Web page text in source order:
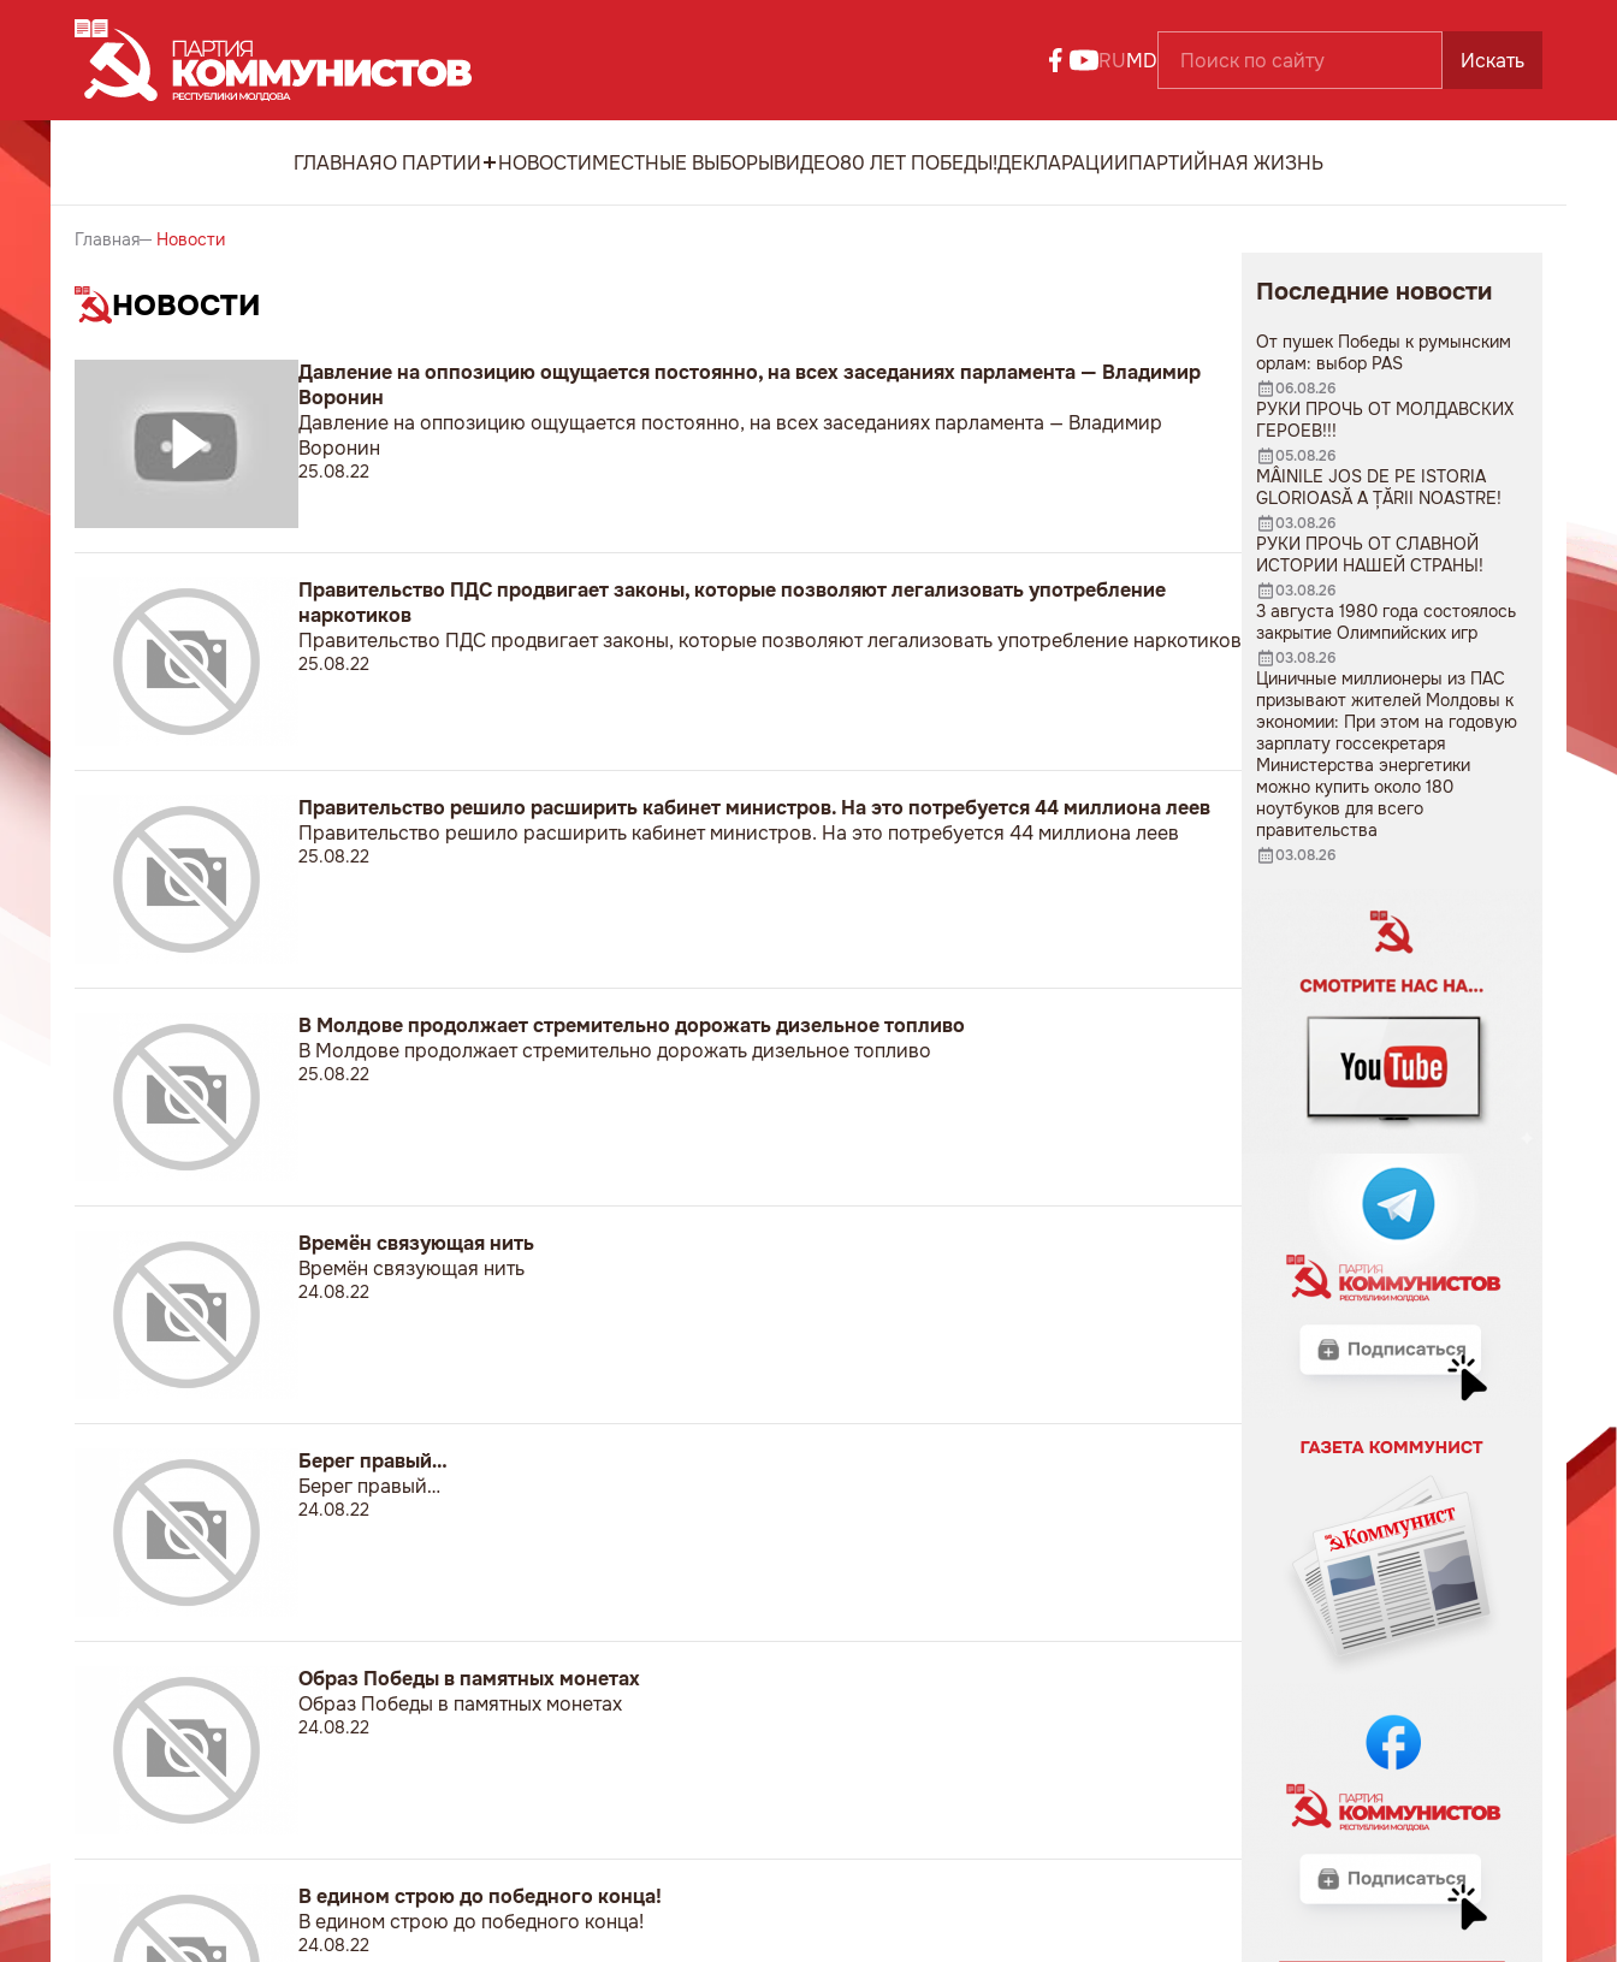
RUMD Искать
ГЛАВНАЯО ПАРТИИ НОВОСТИМЕСТНЫЕ ВЫБОРЫВИДЕО80 ЛЕТ ПОБЕДЫ!ДЕКЛАРАЦИИПАРТИЙНАЯ ЖИЗНЬ
Главная Новости
НОВОСТИ
Давление на оппозицию ощущается постоянно, на всех заседаниях парламента — Владимир
Воронин
Давление на оппозицию ощущается постоянно, на всех заседаниях парламента — Владимир
Воронин
25.08.22
Правительство ПДС продвигает законы, которые позволяют легализовать употребление
наркотиков
Правительство ПДС продвигает законы, которые позволяют легализовать употребление наркотиков
25.08.22
Правительство решило расширить кабинет министров. На это потребуется 44 миллиона леев
Правительство решило расширить кабинет министров. На это потребуется 44 миллиона леев
25.08.22
В Молдове продолжает стремительно дорожать дизельное топливо
В Молдове продолжает стремительно дорожать дизельное топливо
25.08.22
Времён связующая нить
Времён связующая нить
24.08.22
Берег правый…
Берег правый…
24.08.22
Образ Победы в памятных монетах
Образ Победы в памятных монетах
24.08.22
В едином строю до победного конца!
В едином строю до победного конца!
24.08.22
Последние новости
От пушек Победы к румынским
орлам: выбор PAS
06.08.26
РУКИ ПРОЧЬ ОТ МОЛДАВСКИХ
ГЕРОЕВ!!!
05.08.26
MÂINILE JOS DE PE ISTORIA
GLORIOASĂ A ȚĂRII NOASTRE!
03.08.26
РУКИ ПРОЧЬ ОТ СЛАВНОЙ
ИСТОРИИ НАШЕЙ СТРАНЫ!
03.08.26
3 августа 1980 года состоялось
закрытие Олимпийских игр
03.08.26
Циничные миллионеры из ПАС
призывают жителей Молдовы к
экономии: При этом на годовую
зарплату госсекретаря
Министерства энергетики
можно купить около 180
ноутбуков для всего
правительства
03.08.26